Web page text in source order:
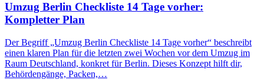
Umzug Berlin Checkliste 14 Tage vorher:
Kompletter Plan
Der Begriff „Umzug Berlin Checkliste 14 Tage vorher“ beschreibt
einen klaren Plan für die letzten zwei Wochen vor dem Umzug im
Raum Deutschland, konkret für Berlin. Dieses Konzept hilft dir,
Behördengänge, Packen,…